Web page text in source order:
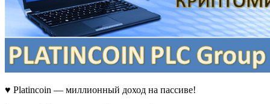
♥ Platincoin — миллионный доход на пассиве!